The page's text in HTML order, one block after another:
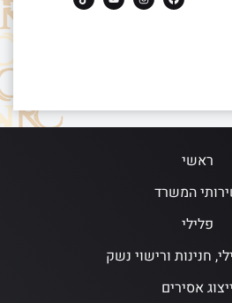
ראשי
המשרד
פלילי
חנינות ורישוי נשק
ייצוג אסירים